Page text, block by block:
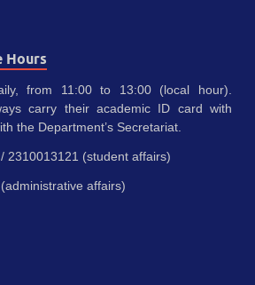
Hours
from 11:00 to 13:00 (local hour).
carry their academic ID card with
the Department’s Secretariat.
2310013121 (student affairs)
affairs)